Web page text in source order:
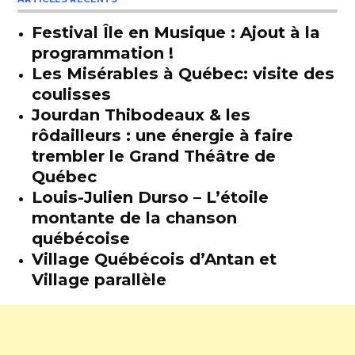
Festival Île en Musique : Ajout à la
programmation !
Les Misérables à Québec: visite des
coulisses
Jourdan Thibodeaux & les
rôdailleurs : une énergie à faire
trembler le Grand Théâtre de
Québec
Louis-Julien Durso – L’étoile
montante de la chanson
québécoise
Village Québécois d’Antan et
Village parallèle